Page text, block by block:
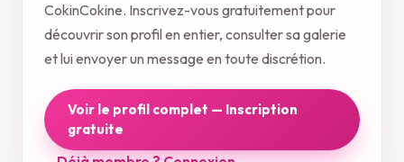
CokinCokine. Inscrivez-vous gratuitement pour
découvrir son profil en entier, consulter sa galerie
et lui envoyer un message en toute discrétion.
Voir le profil complet — Inscription
gratuite